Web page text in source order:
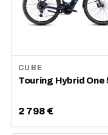
CUBE
Touring Hybrid One
2 798 €